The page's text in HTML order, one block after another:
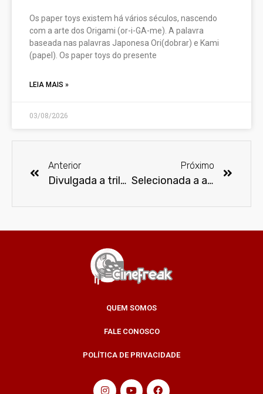
Os paper toys existem há vários séculos, nascendo
com a arte dos Origami (or-i-GA-me). A palavra
baseada nas palavras Japonesa Ori(dobrar) e Kami
(papel). Os paper toys do presente
LEIA MAIS »
03/08/2026
Anterior
Divulgada a trilha sonora do filme Batman vs Superman
Próximo
Selecionada a atriz que viverá a mãe da Mulher Maravilha, logo oficial do filme e video teaser
QUEM SOMOS
FALE CONOSCO
POLÍTICA DE PRIVACIDADE